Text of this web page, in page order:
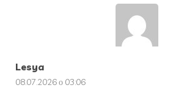
Lesya
08.07.2026 о 03:06